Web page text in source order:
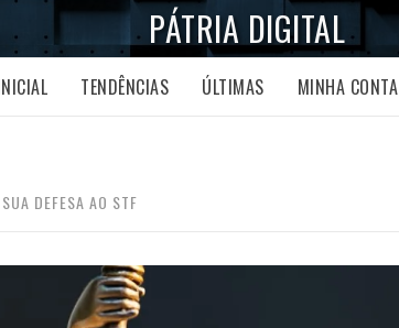
PÁTRIA DIGITAL
TENDÊNCIAS ÚLTIMAS MINHA CONTA
DEFESA AO STF